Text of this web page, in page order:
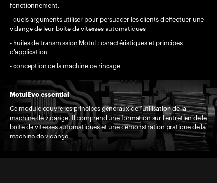
fonctionnement.
- quels arguments utiliser pour persuader les clients d'effectuer une
vidange de leur boite de vitesses automatiques
- huiles de transmission Motul : caractéristiques et principes
d'application
- conception de la machine de rinçage
MotulEvo essential
Ce module couvre les principes généraux de l'utilisation de la
machine de vidange. Il comprend une formation sur l'entretien de le
boite de vitesses automatiques et une démonstration pratique de la
machine de vidange